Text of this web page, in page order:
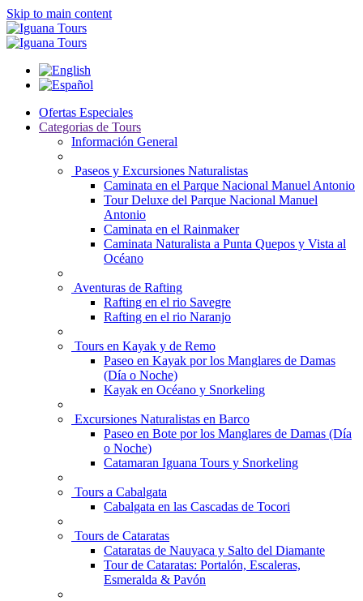
Skip to main content
Ofertas Especiales
Categorias de Tours
Información General
Paseos y Excursiones Naturalistas
Caminata en el Parque Nacional Manuel Antonio
Tour Deluxe del Parque Nacional Manuel
Antonio
Caminata en el Rainmaker
Caminata Naturalista a Punta Quepos y Vista al
Océano
Aventuras de Rafting
Rafting en el rio Savegre
Rafting en el rio Naranjo
Tours en Kayak y de Remo
Paseo en Kayak por los Manglares de Damas
(Día o Noche)
Kayak en Océano y Snorkeling
Excursiones Naturalistas en Barco
Paseo en Bote por los Manglares de Damas (Día
o Noche)
Catamaran Iguana Tours y Snorkeling
Tours a Cabalgata
Cabalgata en las Cascadas de Tocori
Tours de Cataratas
Cataratas de Nauyaca y Salto del Diamante
Tour de Cataratas: Portalón, Escaleras,
Esmeralda & Pavón